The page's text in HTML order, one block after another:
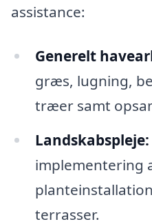
assistance:
Generelt
græs, lugning,
træer samt
Landskabspleje:
implementering
terrasser.